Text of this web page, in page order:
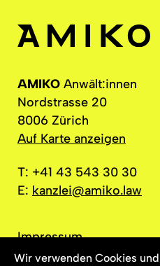
Wir verwenden Cookies
AMIKO Anwält:innen
Nordstrasse 20
8006 Zürich
Auf Karte anzeigen
T: +41 43 543 30 30
E: kanzlei@amiko.law
Impressum
Datenschutz